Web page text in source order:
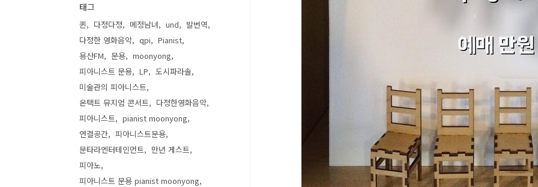
태그
퀸 다정다정 메정남녀 und
발번역
다정한 영화음악
qpi
Pianist
용산FM
문용
moonyong
피아니스트 문용
LP
도시파라솔
미술관의 피아니스트
온택트 뮤지엄 콘서트
다정한영화음악
피아니스트
pianist moonyong
연결공간
피아니스트문용
문타라엔터테인먼트
만년 게스트
피아노
피아니스트 문용 pianist moonyong